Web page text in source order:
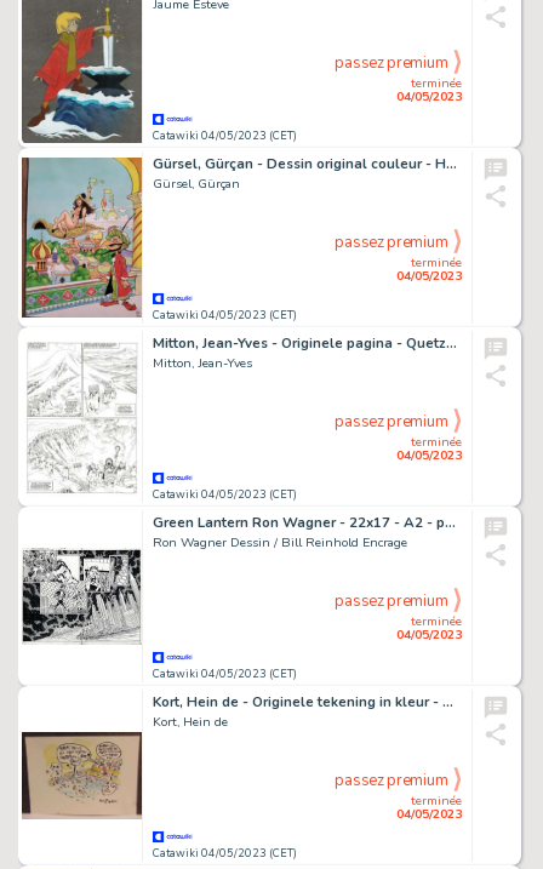
Jaume Esteve
Catawiki 04/05/2023 (CET)
terminée
04/05/2023
passez premium
Gürsel, Gürçan - Dessin original couleur - Hommage à Tabary
Gürsel, Gürçan
Catawiki 04/05/2023 (CET)
terminée
04/05/2023
passez premium
Mitton, Jean-Yves - Originele pagina - Quetzalcoatl 7 - Het geheim van La Malinche - (2008)
Mitton, Jean-Yves
Catawiki 04/05/2023 (CET)
terminée
04/05/2023
passez premium
Green Lantern Ron Wagner - 22x17 - A2 - pages 8 et 9 - CONVERGENCE : GREEN LANTERN / PARALLAX #2 - Page volante - Exemplaire unique - (2015)
Ron Wagner Dessin / Bill Reinhold Encrage
Catawiki 04/05/2023 (CET)
terminée
04/05/2023
passez premium
Kort, Hein de - Originele tekening in kleur - Geen vijftig meter bad!!
Kort, Hein de
Catawiki 04/05/2023 (CET)
terminée
04/05/2023
passez premium